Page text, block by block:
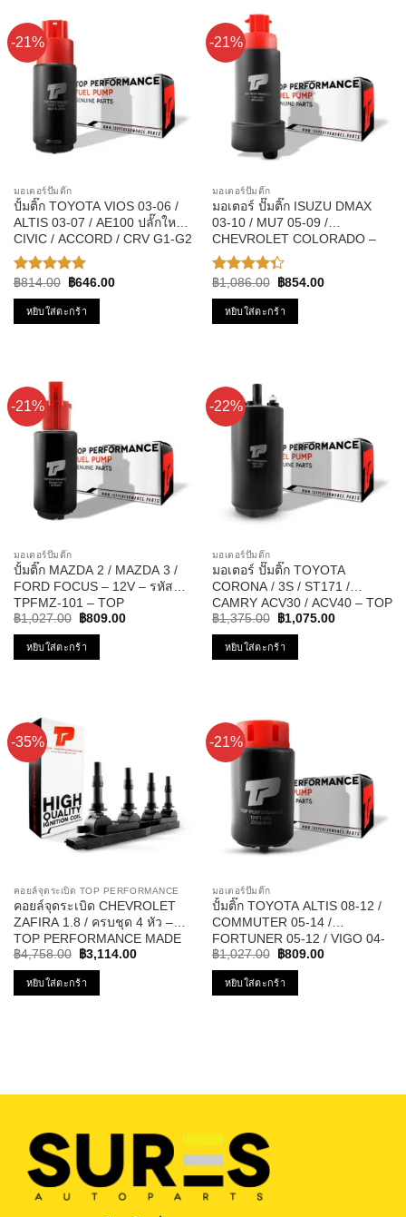
-21%
มอเตอร์ปั๊มติ๊ก
ปั้มติ๊ก TOYOTA VIOS 03-06 /
ALTIS 03-07 / AE100 ปลั๊กใหญ่ /
CIVIC / ACCORD / CRV G1-G2
รหัส TPFT-004 – TOP
PERFPRMANCE JAPAN
ให้คะแนน
5.00ตั้งแต่
1-5
คะแนน
฿814.00
Original
was:
฿814.00.
฿646.00Current
หยิบใส่ตะกร้า
-21%
มอเตอร์ปั๊มติ๊ก
มอเตอร์ ปั๊มติ๊ก ISUZU DMAX
03-10 / MU7 05-09 /
CHEVROLET COLORADO –
TOP PERFORMANCE JAPAN
– TPFI-201 – ปั้มติ๊ก ดีแม็ก
ให้
คะแนน
4.33
ตั้งแต่ 1-5
฿1,086.00
Original
was:
฿1,086.00.
฿854.00Current
หยิบใส่ตะกร้า
-21%
มอเตอร์ปั๊มติ๊ก
ปั้มติ๊ก MAZDA 2 / MAZDA 3 /
FORD FOCUS – 12V – รหัส
TPFMZ-101 – TOP
PERFORMANCE JAPAN
฿1,027.00
Original
was:
฿1,027.00.
฿809.00Current
หยิบใส่ตะกร้า
-22%
มอเตอร์ปั๊มติ๊ก
มอเตอร์ ปั๊มติ๊ก TOYOTA
CORONA / 3S / ST171 /
CAMRY ACV30 / ACV40 – TOP
PERFORMANCE JAPAN TPFT-
003 – ปั้มติ๊ก แคมรี่
฿1,375.00
Original
was:
฿1,375.00.
฿1,075.00Current
หยิบใส่ตะกร้า
-35%
คอยล์จุดระเบิด TOP PERFORMANCE
คอยล์จุดระเบิด CHEVROLET
ZAFIRA 1.8 / ครบชุด 4 หัว –
TOP PERFORMANCE MADE
IN JAPAN – TPCC-213 – คอยล์
หัวเทียน ซาฟิร่า
฿4,758.00
Original
was:
฿4,758.00.
฿3,114.00Current
หยิบใส่ตะกร้า
-21%
มอเตอร์ปั๊มติ๊ก
ปั้มติ๊ก TOYOTA ALTIS 08-12 /
COMMUTER 05-14 /
FORTUNER 05-12 / VIGO 04-
11 / VIOS 08-10 / YARIS 06-10
12V รหัส TPFT-002 – TOP
PERFORMANCE JAPAN
฿1,027.00
Original
was:
฿1,027.00.
฿809.00Current
หยิบใส่ตะกร้า